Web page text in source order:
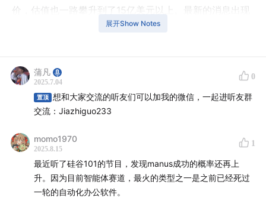
价，估值也一路攀升到了15亿美元以上。最新的消息出现
在5月，有人说Manus远赴海外寻求机会，找到了1亿美
当然，这些传闻都没有得到过蝴蝶效应的正式确认。舆论
也没有表现得过于惊讶：毕竟当下的一级市场，还能看得
到β的赛道已经不多了，这种带有强烈共识的项目必然会
但最近，事情似乎往奇怪的方向发展。我的同事意外结识
了一位投资人，声称表示自己正在帮助MANUS融资，目
前已经十分接近敲定。为了证明自己所言非虚，该投资人
向我们展示了两份BP，据说一份是面向美元基金的，另一
展开Show Notes
蒲凡
2025.7.04
0
置顶
想和大家交流的听友们可以加我的微信，一起进听友群
交流：Jiazhiguo233
momo1970
2025.8.15
1
最近听了硅谷101的节目，发现manus成功的概率还再上
升。因为目前智能体赛道，最火的类型之一是之前已经死过
一轮的自动化办公软件。